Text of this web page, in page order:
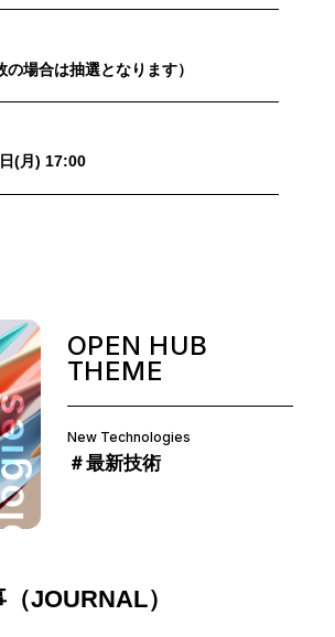
場合は抽選となります）
(月) 17:00
OPEN HUB
THEME
New Technologies
＃最新技術
JOURNAL）